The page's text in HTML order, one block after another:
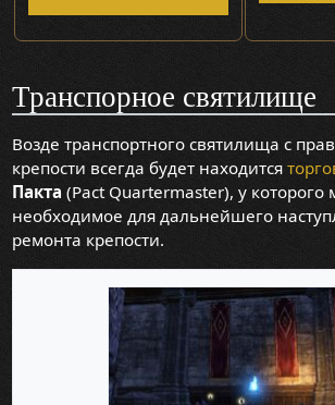
Транспорное святилище
Возде транспортного святилища с
крепости всегда будет находится
Пакта (Pact Quartermaster), у которого
необходимое для дальнейшего
ремонта крепости.